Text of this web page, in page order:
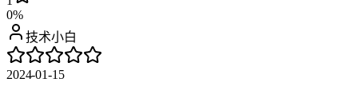
0%
技术小白
2024-01-15